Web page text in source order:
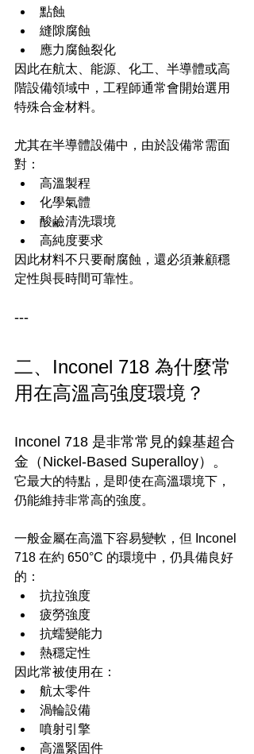
點蝕
縫隙腐蝕
應力腐蝕裂化
因此在航太、能源、化工、半導體或高
階設備領域中，工程師通常會開始選用
特殊合金材料。
尤其在半導體設備中，由於設備常需面
對：
高溫製程
化學氣體
酸鹼清洗環境
高純度要求
因此材料不只要耐腐蝕，還必須兼顧穩
定性與長時間可靠性。
---
二、Inconel 718 為什麼常
用在高溫高強度環境？
Inconel 718 是非常常見的鎳基超合
金（Nickel-Based Superalloy）。
它最大的特點，是即使在高溫環境下，
仍能維持非常高的強度。
一般金屬在高溫下容易變軟，但 Inconel
718 在約 650°C 的環境中，仍具備良好
的：
抗拉強度
疲勞強度
抗蠕變能力
熱穩定性
因此常被使用在：
航太零件
渦輪設備
噴射引擎
高溫緊固件